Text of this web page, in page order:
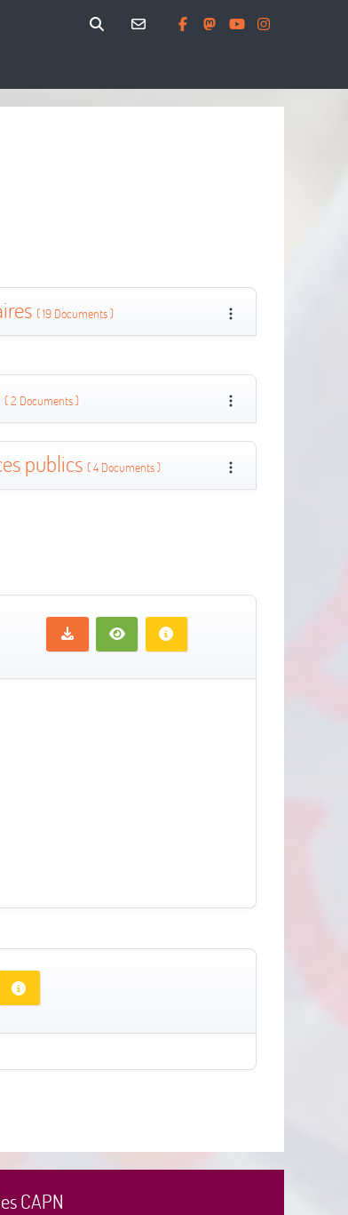
( 19 Documents )
( 2 Documents )
publics ( 4 Documents )
CAPN